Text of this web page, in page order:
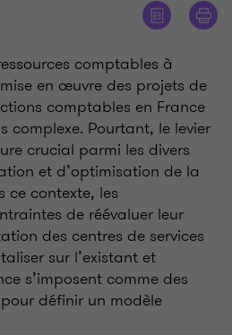
comptables à
en œuvre des projets de
comptables en France
complexe. Pourtant, le levier
crucial parmi les divers
et d’optimisation de la
ce contexte, les
de réévaluer leur
des centres de services
sur l’existant et
s’imposent comme des
définir un modèle